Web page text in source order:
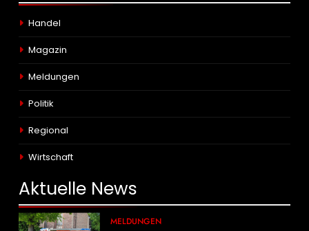
Handel
Magazin
Meldungen
Politik
Regional
Wirtschaft
Aktuelle News
MELDUNGEN